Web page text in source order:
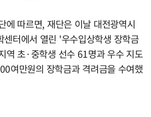
에 따르면, 재단은 이날 대전광역시
센터에서 열린 '우수입상학생 장학금
역 초·중학생 선수 61명과 우수 지도
여만원의 장학금과 격려금을 수여했